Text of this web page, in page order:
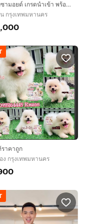
ลูกสุนัขซามอยด์ เกรดนำเข้า พร้อมใบ
กรุงเทพมหานคร
าคาถูก
ง กรุงเทพมหานคร